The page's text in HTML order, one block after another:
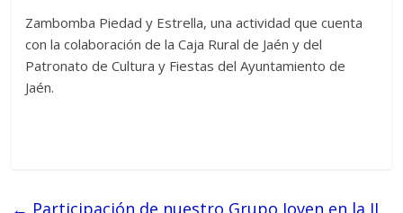
Zambomba Piedad y Estrella, una actividad que cuenta
con la colaboración de la Caja Rural de Jaén y del
Patronato de Cultura y Fiestas del Ayuntamiento de
Jaén.